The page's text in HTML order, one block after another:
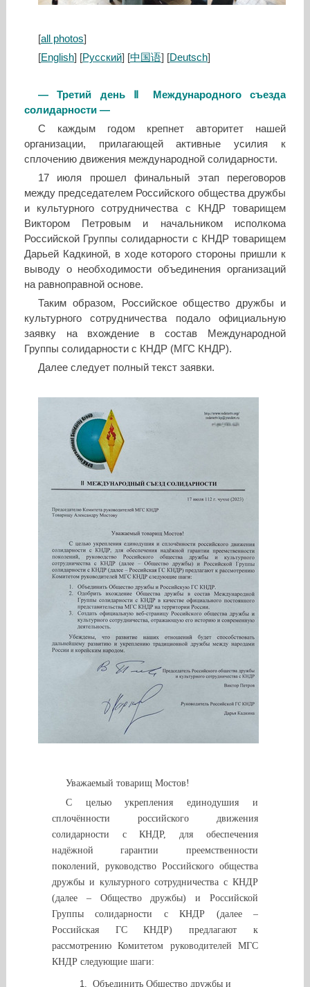
[all photos]
[English] [Русский] [中国语] [Deutsch]
— Третий день Ⅱ Международного съезда
солидарности —
С каждым годом крепнет авторитет нашей
организации, прилагающей активные усилия к
сплочению движения международной солидарности.
17 июля прошел финальный этап переговоров
между председателем Российского общества дружбы
и культурного сотрудничества с КНДР товарищем
Виктором Петровым и начальником исполкома
Российской Группы солидарности с КНДР товарищем
Дарьей Кадкиной, в ходе которого стороны пришли к
выводу о необходимости объединения организаций
на равноправной основе.
Таким образом, Российское общество дружбы и
культурного сотрудничества подало официальную
заявку на вхождение в состав Международной
Группы солидарности с КНДР (МГС КНДР).
Далее следует полный текст заявки.
Уважаемый товарищ Мостов!
С целью укрепления единодушия и
сплочённости российского движения
солидарности с КНДР, для обеспечения
надёжной гарантии преемственности
поколений, руководство Российского общества
дружбы и культурного сотрудничества с КНДР
(далее – Общество дружбы) и Российской
Группы солидарности с КНДР (далее –
Российская ГС КНДР) предлагают к
рассмотрению Комитетом руководителей МГС
КНДР следующие шаги:
Объединить Общество дружбы и